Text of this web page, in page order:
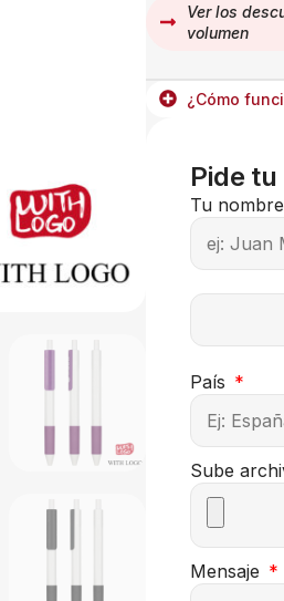
Ver los
volumen
¿Cómo
Pide
Tu nombre
País
Sube
Mensaje